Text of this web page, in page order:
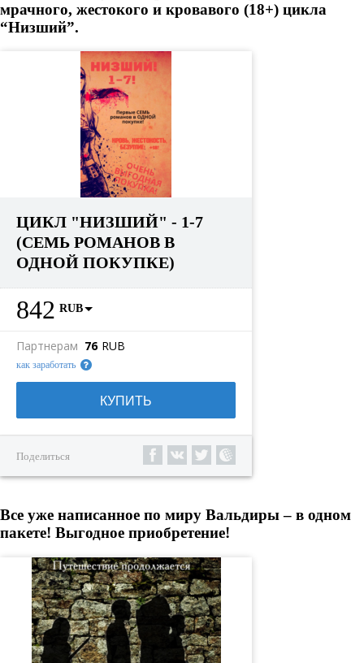
мрачного, жестокого и кровавого (18+) цикла
“Низший”.
ЦИКЛ "НИЗШИЙ" - 1-7
(СЕМЬ РОМАНОВ В
ОДНОЙ ПОКУПКЕ)
842 RUB
Партнерам 76 RUB
как заработать
КУПИТЬ
Поделиться
Все уже написанное по миру Вальдиры – в одном
пакете! Выгодное приобретение!